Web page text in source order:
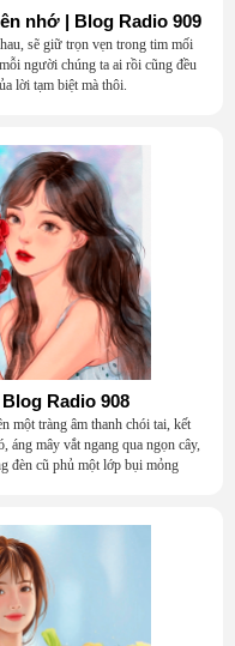
nhớ | Blog Radio 909
sẽ giữ trọn vẹn trong tim mối
người chúng ta ai rồi cũng đều
lời tạm biệt mà thôi.
Radio 908
một tràng âm thanh chói tai, kết
áng mây vắt ngang qua ngọn cây,
đèn cũ phủ một lớp bụi mỏng